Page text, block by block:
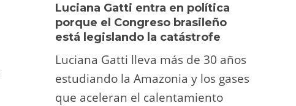
Luciana Gatti entra en política
porque el Congreso brasileño
está legislando la catástrofe
Luciana Gatti lleva más de 30 años
estudiando la Amazonia y los gases
que aceleran el calentamiento